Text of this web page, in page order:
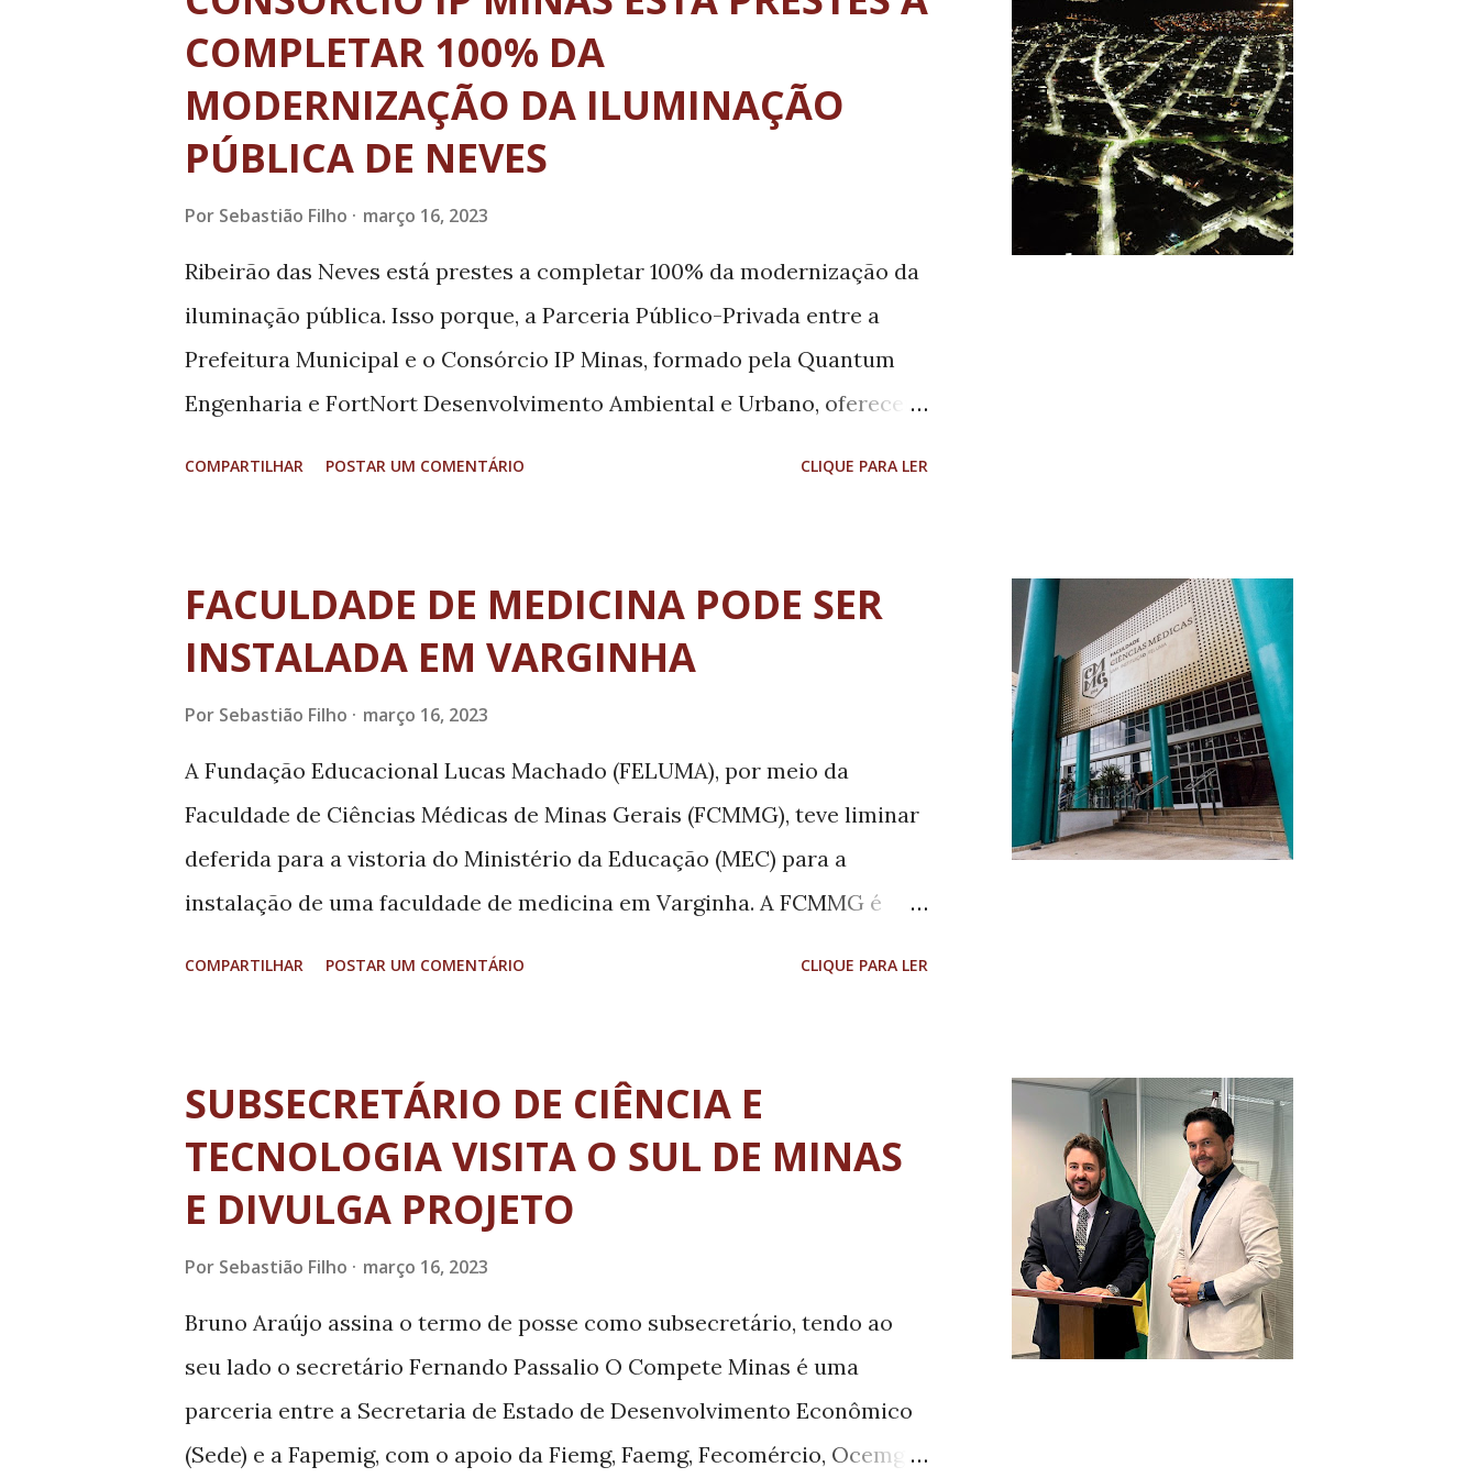
COMPLETAR 100% DA
MODERNIZAÇÃO DA ILUMINAÇÃO
PÚBLICA DE NEVES
Por Sebastião Filho março 16, 2023
Ribeirão das Neves está prestes a completar 100% da modernização da
iluminação pública. Isso porque, a Parceria Público-Privada entre a
Prefeitura Municipal e o Consórcio IP Minas, formado pela Quantum
Engenharia e FortNort Desenvolvimento Ambiental e Urbano, ofereceu
substituindo a iluminação existente por nova iluminação com
tecnologia LED, a fim de adquirir maior eficiência energética e
promover ganhos com a operacionalidade do parque de iluminação
pública. Como têm-se registrado no cadastro inicial, deveriam ser
modernizados 26.512 pontos. Até o momento, o consórcio foi além e
substituiu 27.184 luminárias, ultrapassando os 100% do cadastro inicial.
COMPARTILHAR POSTAR UM COMENTÁRIO CLIQUE PARA LER
FACULDADE DE MEDICINA PODE SER
INSTALADA EM VARGINHA
Por Sebastião Filho março 16, 2023
A Fundação Educacional Lucas Machado (FELUMA), por meio da
Faculdade de Ciências Médicas de Minas Gerais (FCMMG), teve liminar
deferida para a vistoria do Ministério da Educação (MEC) para a
instalação de uma faculdade de medicina em Varginha. A FCMMG é
poderíamos ter começado a semana com notícia melhor, a vinda de um
curso de medicina para Varginha que é a consagração de um trabalho
Conjunto com a nossa administração que abraçou a causa apostando
no sucesso e agora recebemos essa notícia que demonstra que nosso
trabalho está rendendo frutos para Varginha”, disse o prefeito Vérdi
COMPARTILHAR POSTAR UM COMENTÁRIO CLIQUE PARA LER
SUBSECRETÁRIO DE CIÊNCIA E
TECNOLOGIA VISITA O SUL DE MINAS
E DIVULGA PROJETO
Por Sebastião Filho março 16, 2023
Bruno Araújo assina o termo de posse como subsecretário, tendo ao
seu lado o secretário Fernando Passalio O Compete Minas é uma
parceria entre a Secretaria de Estado de Desenvolvimento Econômico
(Sede) e a Fapemig, com o apoio da Fiemg, Faemg, Fecomércio, Ocemg e